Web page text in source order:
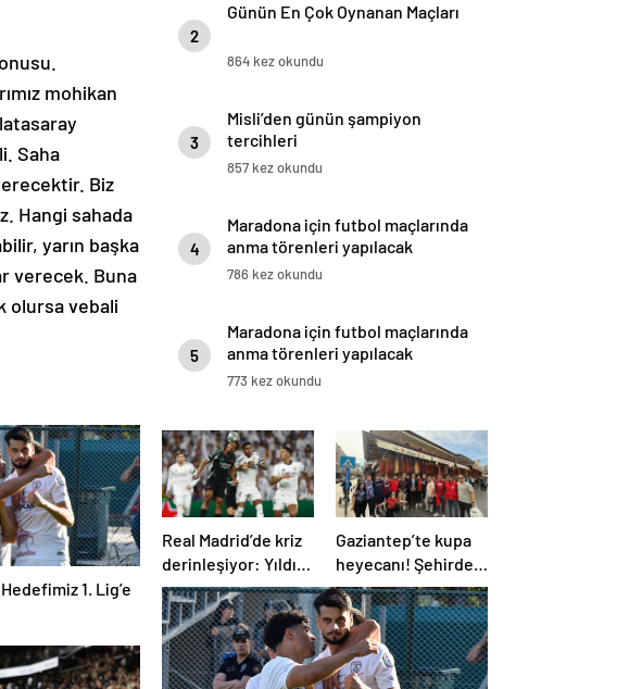
mohikan
Saha
Biz
Hangi sahada
yarın başka
verecek. Buna
olursa vebali
1. Lig’e
2
Günün En Çok Oynanan Maçları
864 kez okundu
3
Misli’den günün şampiyon
tercihleri
857 kez okundu
4
Maradona için futbol maçlarında
anma törenleri yapılacak
786 kez okundu
5
Maradona için futbol maçlarında
anma törenleri yapılacak
773 kez okundu
Real Madrid’de kriz
derinleşiyor: Yıldız
oyuncu takıma
dönmek istemiyor
Gaziantep’te kupa
heyecanı! Şehirde
taraftarlar kol kola